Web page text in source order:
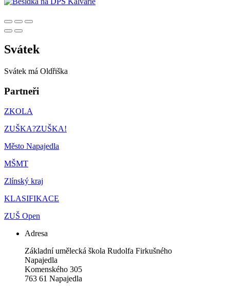
Svátek
Svátek má Oldřiška
Partneři
ZKOLA
ZUŠKA?ZUŠKA!
Město Napajedla
MŠMT
Zlínský kraj
KLASIFIKACE
ZUŠ Open
Adresa
Základní umělecká škola Rudolfa Firkušného
Napajedla
Komenského 305
763 61 Napajedla